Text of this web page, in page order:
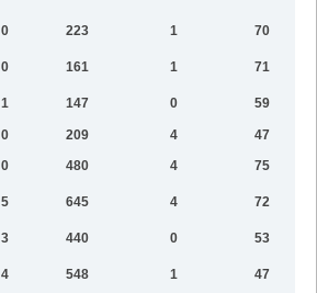
0 223 1
70
0 161 1
71
1 147 0 59
0 209 4
47
0 480 4
75
5 645 4
72
3 440 0
53
4 548 1 47